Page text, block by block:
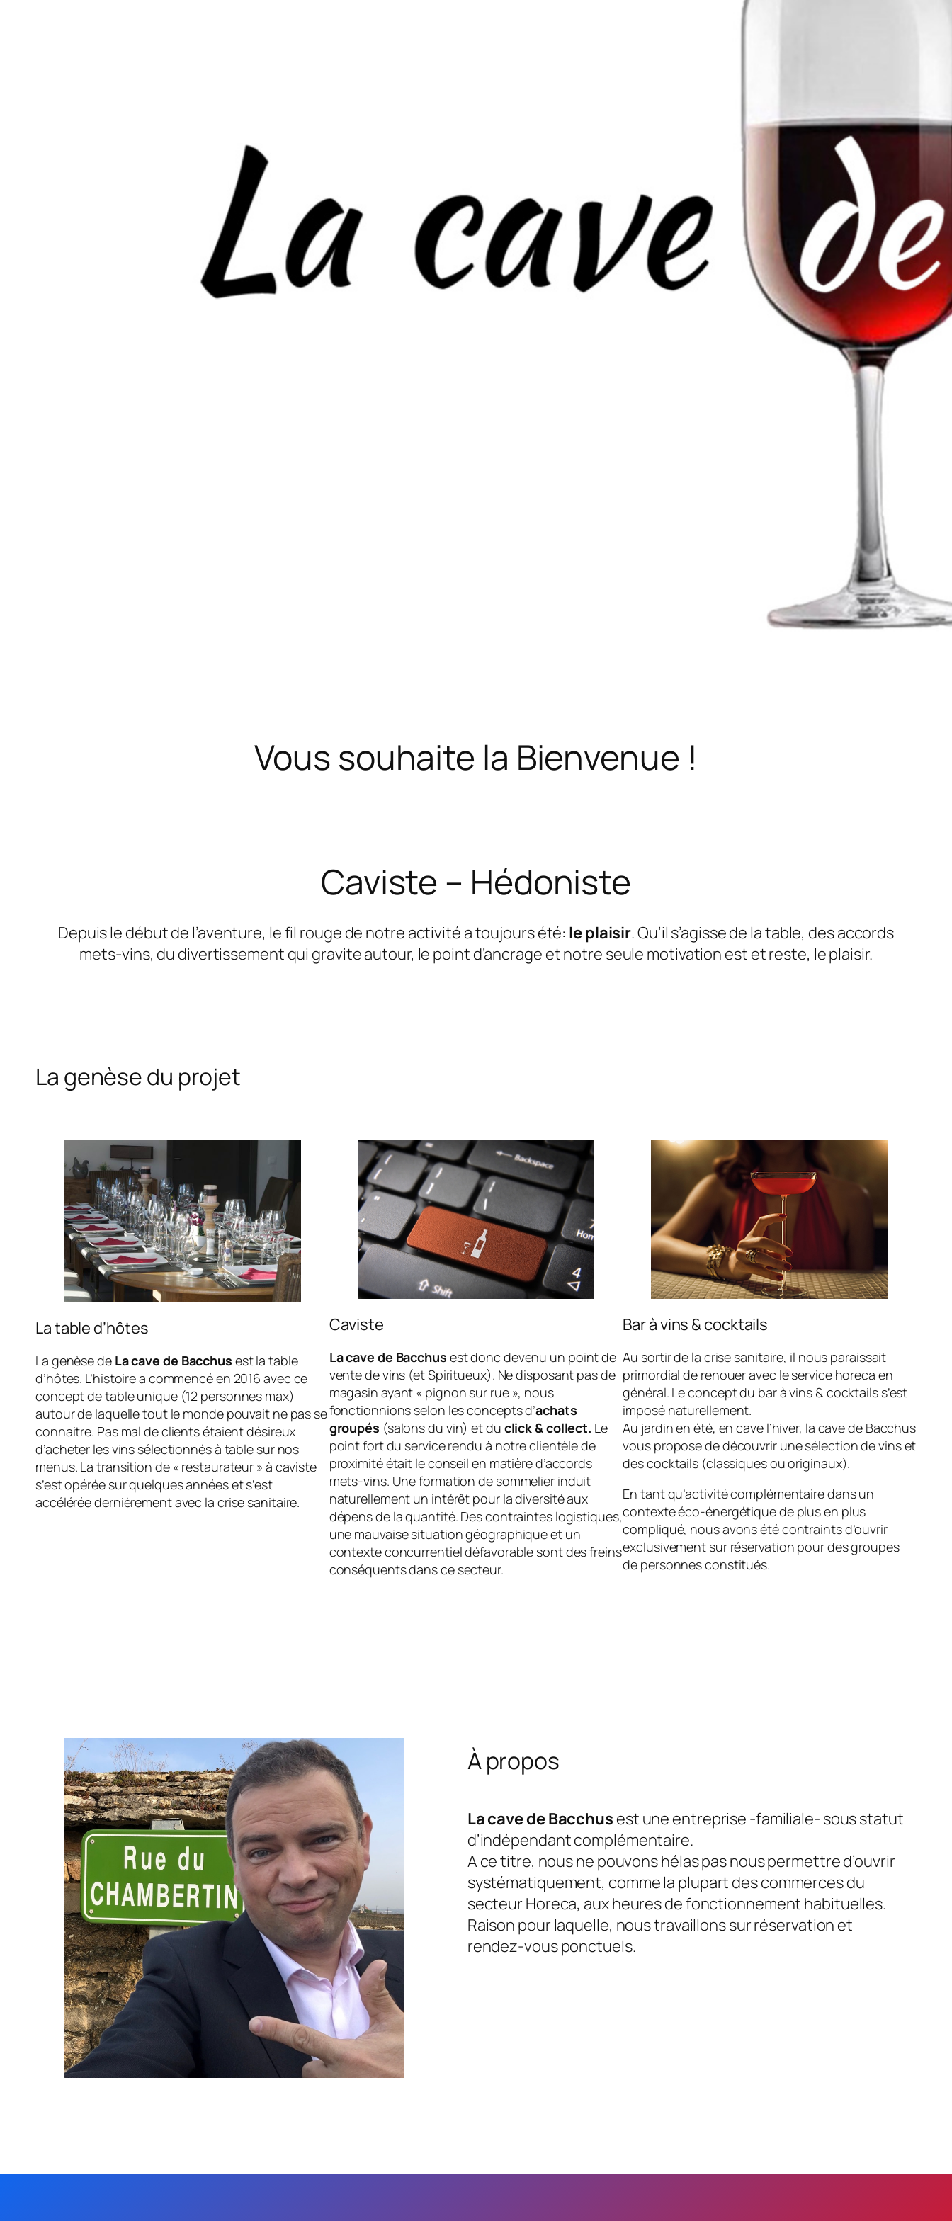
Vous souhaite la Bienvenue !
Caviste – Hédoniste
Depuis le début de l’aventure, le fil rouge de notre activité a toujours été: le plaisir. Qu’il s’agisse de la table, des accords
mets-vins, du divertissement qui gravite autour, le point d’ancrage et notre seule motivation est et reste, le plaisir.
La genèse du projet
La table d’hôtes
La genèse de La cave de Bacchus est la table
d’hôtes. L’histoire a commencé en 2016 avec ce
concept de table unique (12 personnes max)
autour de laquelle tout le monde pouvait ne pas se
connaitre. Pas mal de clients étaient désireux
d’acheter les vins sélectionnés à table sur nos
menus. La transition de « restaurateur » à caviste
s’est opérée sur quelques années et s’est
accélérée dernièrement avec la crise sanitaire.
Caviste
La cave de Bacchus est donc devenu un point de
vente de vins (et Spiritueux). Ne disposant pas de
magasin ayant « pignon sur rue », nous
fonctionnions selon les concepts d’achats
groupés (salons du vin) et du click & collect. Le
point fort du service rendu à notre clientèle de
proximité était le conseil en matière d’accords
mets-vins. Une formation de sommelier induit
naturellement un intérêt pour la diversité aux
dépens de la quantité. Des contraintes logistiques,
une mauvaise situation géographique et un
contexte concurrentiel défavorable sont des freins
conséquents dans ce secteur.
Bar à vins & cocktails
Au sortir de la crise sanitaire, il nous paraissait
primordial de renouer avec le service horeca en
général. Le concept du bar à vins & cocktails s’est
imposé naturellement.
Au jardin en été, en cave l’hiver, la cave de Bacchus
vous propose de découvrir une sélection de vins et
des cocktails (classiques ou originaux).
En tant qu’activité complémentaire dans un
contexte éco-énergétique de plus en plus
compliqué, nous avons été contraints d’ouvrir
exclusivement sur réservation pour des groupes
de personnes constitués.
À propos
La cave de Bacchus est une entreprise -familiale- sous statut
d’indépendant complémentaire.
A ce titre, nous ne pouvons hélas pas nous permettre d’ouvrir
systématiquement, comme la plupart des commerces du
secteur Horeca, aux heures de fonctionnement habituelles.
Raison pour laquelle, nous travaillons sur réservation et
rendez-vous ponctuels.